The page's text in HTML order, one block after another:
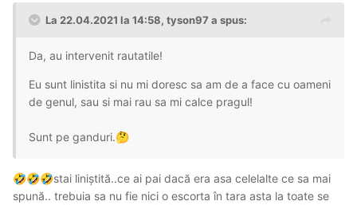
La 22.04.2021 la 14:58, tyson97 a spus:
Da, au intervenit rautatile!
Eu sunt linistita si nu mi doresc sa am de a face cu oameni
de genul, sau si mai rau sa mi calce pragul!
Sunt pe ganduri.🤔
🤣🤣🤣stai liniștită..ce ai pai dacă era asa celelalte ce sa mai
spună.. trebuia sa nu fie nici o escorta în tara asta la toate se